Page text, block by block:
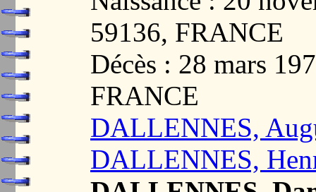
59136, FRANCE
Décès : 28 mars
FRANCE
DALLENNES,
DALLENNES,